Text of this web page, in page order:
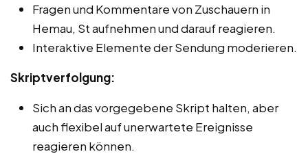
Fragen und Kommentare von Zuschauern in
Hemau, St aufnehmen und darauf reagieren.
Interaktive Elemente der Sendung moderieren.
Skriptverfolgung:
Sich an das vorgegebene Skript halten, aber
auch flexibel auf unerwartete Ereignisse
reagieren können.